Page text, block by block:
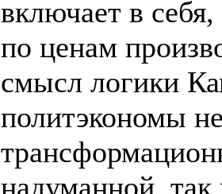
включает в
по ценам
смысл логики
политэкономы
надуманной,